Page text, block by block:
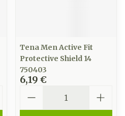
Tena Men Active Fit
Protective Shield 14
750403
6,19 €